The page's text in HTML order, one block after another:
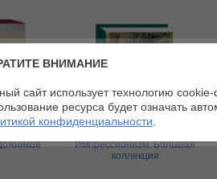
Импрессионизм. Большая
коллекция
ВНИМАНИЕ
сайт использует технологию
ресурса будет означать
конфиденциальности